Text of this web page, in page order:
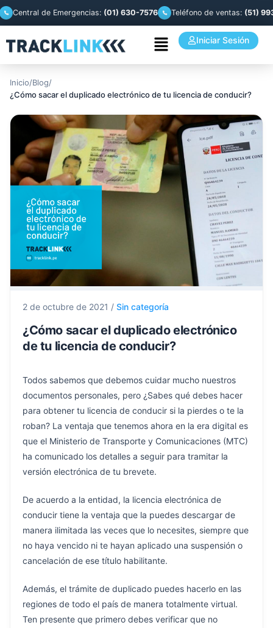
de Emergencias:(01) 630-7576 Teléfono de ventas:(51) 993
Iniciar Sesión
Inicio/Blog/
¿Cómo sacar el duplicado electrónico de tu licencia de conducir?
2 de octubre de 2021 / Sin categoría
¿Cómo sacar el duplicado electrónico
de tu licencia de conducir?
Todos sabemos que debemos cuidar mucho nuestros
documentos personales, pero ¿Sabes qué debes hacer
para obtener tu licencia de conducir si la pierdes o te la
roban? La ventaja que tenemos ahora en la era digital es
que el Ministerio de Transporte y Comunicaciones (MTC)
ha comunicado los detalles a seguir para tramitar la
versión electrónica de tu brevete.
De acuerdo a la entidad, la licencia electrónica de
conducir tiene la ventaja que la puedes descargar de
manera ilimitada las veces que lo necesites, siempre que
no haya vencido ni te hayan aplicado una suspensión o
cancelación de ese título habilitante.
Además, el trámite de duplicado puedes hacerlo en las
regiones de todo el país de manera totalmente virtual.
Ten presente que primero debes verificar que no